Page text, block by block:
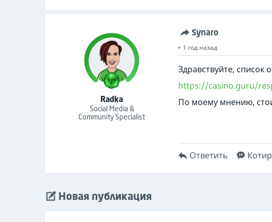
Radka
Social Media &
Community Specialist
Synaro
1 год назад
Здравствуйте, список
https://casino.guru/
По моему мнению,
Ответить
Новая публикация